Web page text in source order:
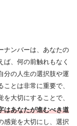
ナンバーは、あなたの
、何の前触れもなく
分の人生の選択肢や運
とは非常に重要で、
大切にすることで、
はあなたが進むべき道
感覚を大切にし、選択